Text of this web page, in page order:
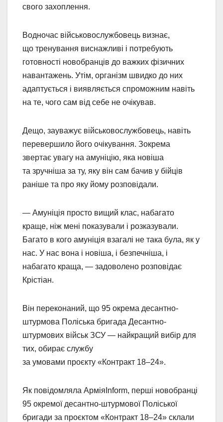
свого захоплення.
Водночас військовослужбовець визнає,
що тренування виснажливі і потребують
готовності новобранців до важких фізичних
навантажень. Утім, організм швидко до них
адаптується і виявляється спроможним навіть
на те, чого сам від себе не очікував.
Дещо, зауважує військовослужбовець, навіть
перевершило його очікування. Зокрема
звертає увагу на амуніцію, яка новіша
та зручніша за ту, яку він сам бачив у бійців
раніше та про яку йому розповідали.
— Амуніція просто вищий клас, набагато
краще, ніж мені показували і розказували.
Багато в кого амуніція взагалі не така була, як у
нас. У нас вона і новіша, і безпечніша, і
набагато краща, — задоволено розповідає
Крістіан.
Він переконаний, що 95 окрема десантно-
штурмова Поліська бригада Десантно-
штурмових військ ЗСУ — найкращий вибір для
тих, обирає службу
за умовами проєкту «Контракт 18‒24».
Як повідомляла АрміяInform, перші новобранці
95 окремої десантно-штурмової Поліської
бригади за проєктом «Контракт 18‒24» склали